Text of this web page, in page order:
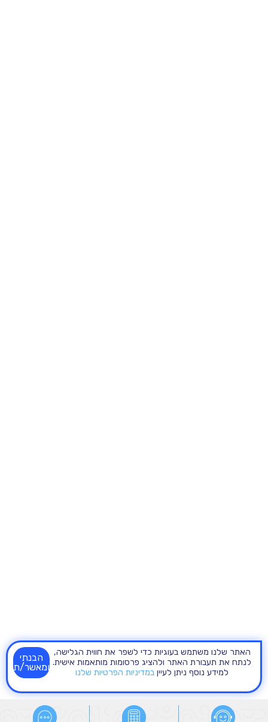
האתר שלנו משתמש בעוגיות כדי לשפר את חווית הגלישה,
לנתח את תעבורת האתר ולהציג פרסומות מותאמות אישית.
למידע נוסף ניתן לעיין במדיניות הפרטיות שלנו
הבנתי
ומאשר/ת